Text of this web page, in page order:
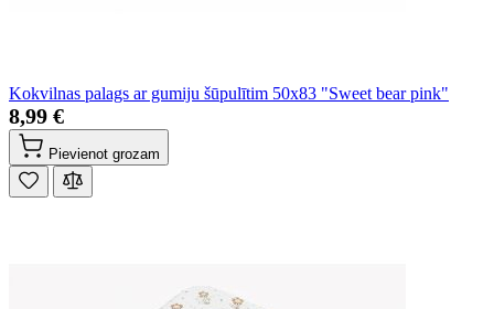
Kokvilnas palags ar gumiju šūpulītim 50x83 "Sweet bear pink"
8,99 €
Pievienot grozam